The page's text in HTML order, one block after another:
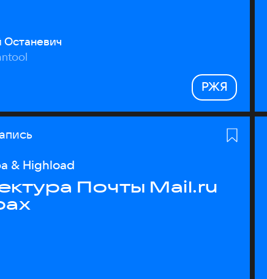
Останевич
РЖЯ
& Highload
Почты Mail.ru